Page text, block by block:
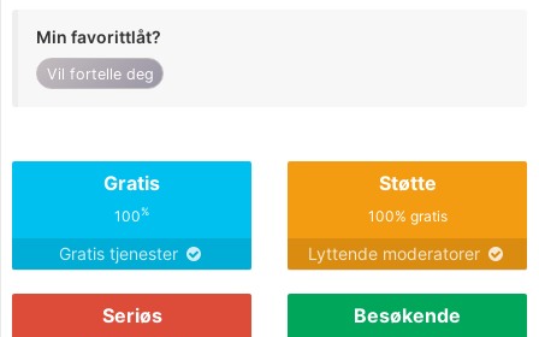
Min favorittlåt?
Vil fortelle deg
Gratis
100%
Gratis tjenester
Støtte
100% gratis
Lyttende moderatorer
Seriøs Besøkende